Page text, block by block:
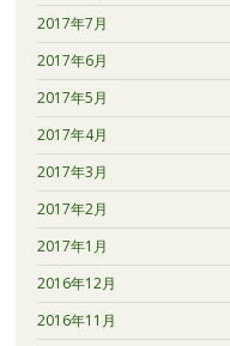
2017年7月
2017年6月
2017年5月
2017年4月
2017年3月
2017年2月
2017年1月
2016年12月
2016年11月